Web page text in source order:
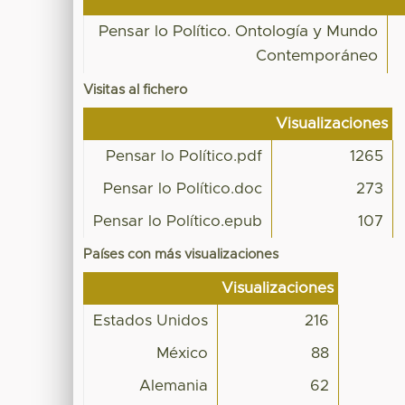
Pensar lo Político. Ontología y Mundo
Contemporáneo
Visitas al fichero
Visualizaciones
Pensar lo Político.pdf 1265
Pensar lo Político.doc 273
Pensar lo Político.epub 107
Países con más visualizaciones
Visualizaciones
Estados Unidos 216
México 88
Alemania 62